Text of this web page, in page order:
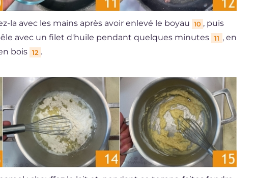
la avec les mains après avoir enlevé le boyau 10 , puis
avec un filet d'huile pendant quelques minutes
11 , en
bois 12 .